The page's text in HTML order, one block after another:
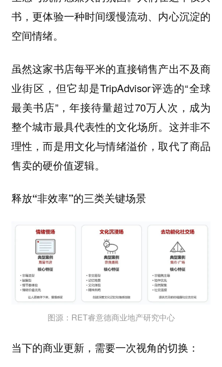
书，更体验一种时间缓慢流动、内心沉淀的
空间情绪。
虽然这家书店每平米的直接销售产出不及商
业街区，但它却是TripAdvisor评选的“全球
最美书店”，年接待量超过70万人次，成为
整个城市最具代表性的文化场所。这并非不
理性，而是用文化与情绪溢价，取代了商品
售卖的硬价值逻辑。
释放“非效率”的三类关键场景
图源：RET睿意德商业地产研究中心
当下的商业更新，需要一次视角的切换：